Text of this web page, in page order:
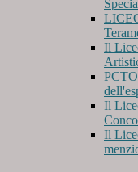
Il
Il
Il